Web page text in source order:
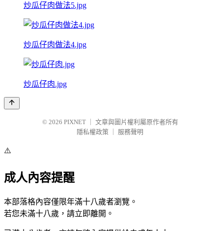
炒瓜仔肉做法5.jpg
炒瓜仔肉做法4.jpg
炒瓜仔肉.jpg
© 2026 PIXNET
文章與圖片權利屬原作者所有
隱私權政策
服務聲明
⚠️
成人內容提醒
本部落格內容僅限年滿十八歲者瀏覽。
若您未滿十八歲，請立即離開。